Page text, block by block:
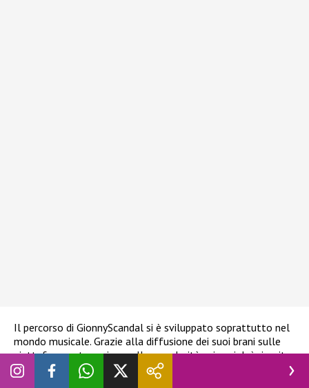
Il percorso di GionnyScandal si è sviluppato soprattutto nel
mondo musicale. Grazie alla diffusione dei suoi brani sulle
piattaforme streaming e alla popolarità sui social, è riuscito
a costruire unacarriera autonoma
tradizionali ma molto efficace nel contesto digitale. La sua